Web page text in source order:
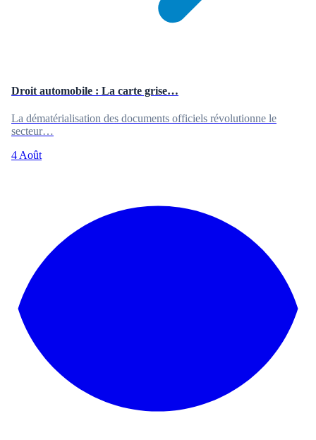
Droit automobile : La carte grise…
La dématérialisation des documents officiels révolutionne le
secteur…
4 Août